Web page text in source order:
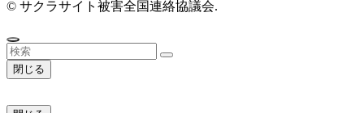
© サクラサイト被害全国連絡協議会.
閉じる